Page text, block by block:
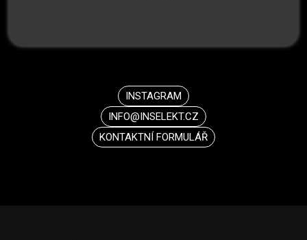
INSTAGRAM
INFO@INSELEKT.CZ
KONTAKTNÍ FORMULÁŘ